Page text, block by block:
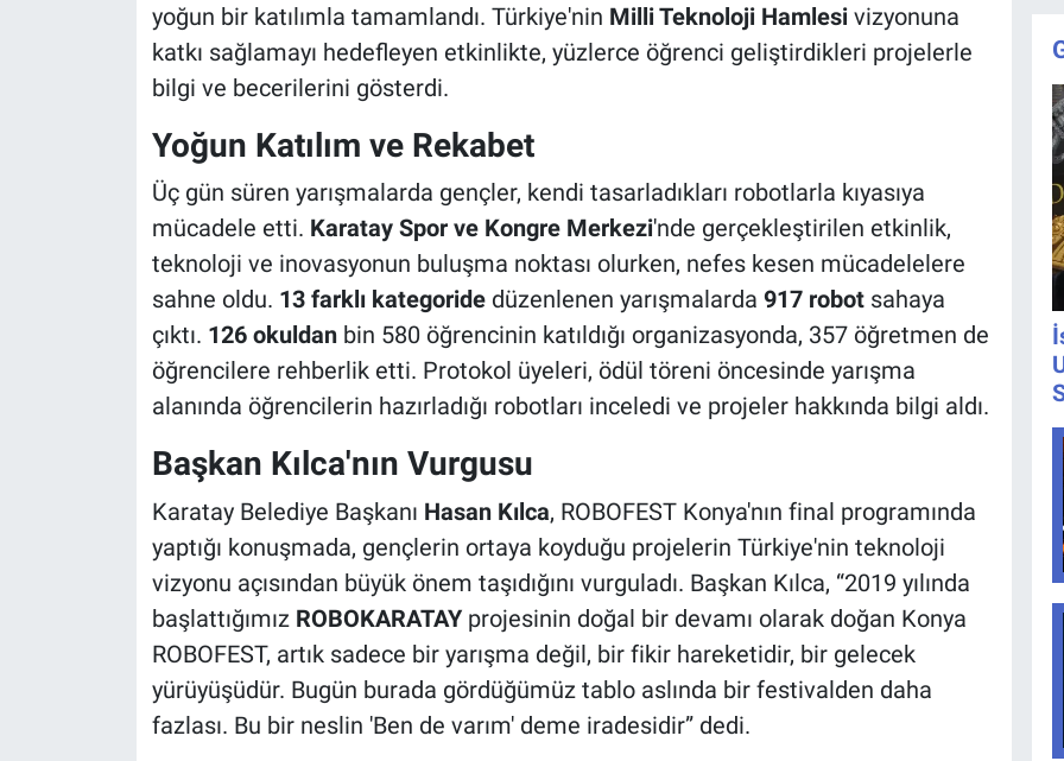
yoğun bir katılımla tamamlandı. Türkiye'nin Milli Teknoloji Hamlesivizyonuna
katkı sağlamayı hedefleyen etkinlikte, yüzlerce öğrenci geliştirdikleri projelerle
bilgi ve becerilerini gösterdi.
Yoğun Katılım ve Rekabet
Üç gün süren yarışmalarda gençler, kendi tasarladıkları robotlarla kıyasıya
mücadele etti. Karatay Spor ve Kongre Merkezi'nde gerçekleştirilen etkinlik,
teknoloji ve inovasyonun buluşma noktası olurken, nefes kesen mücadelelere
sahne oldu. 13 farklı kategoridedüzenlenen yarışmalarda 917 robotsahaya
çıktı. 126 okuldanbin 580 öğrencinin katıldığı organizasyonda, 357 öğretmen de
öğrencilere rehberlik etti. Protokol üyeleri, ödül töreni öncesinde yarışma
alanında öğrencilerin hazırladığı robotları inceledi ve projeler hakkında bilgi aldı.
Başkan Kılca'nın Vurgusu
Karatay Belediye Başkanı Hasan Kılca, ROBOFEST Konya'nın final programında
yaptığı konuşmada, gençlerin ortaya koyduğu projelerin Türkiye'nin teknoloji
vizyonu açısından büyük önem taşıdığını vurguladı. Başkan Kılca, “2019 yılında
başlattığımız ROBOKARATAYprojesinin doğal bir devamı olarak doğan Konya
ROBOFEST, artık sadece bir yarışma değil, bir fikir hareketidir, bir gelecek
yürüyüşüdür. Bugün burada gördüğümüz tablo aslında bir festivalden daha
fazlası. Bu bir neslin 'Ben de varım' deme iradesidir” dedi.